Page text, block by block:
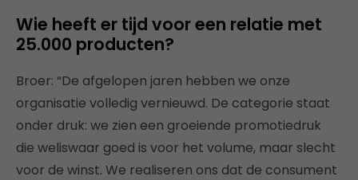
Wie heeft er tijd voor een relatie met
25.000 producten?
Broer: “De afgelopen jaren hebben we onze
organisatie volledig vernieuwd. De categorie staat
onder druk: we zien een groeiende promotiedruk
die weliswaar goed is voor het volume, maar slecht
voor de winst. We realiseren ons dat de consument